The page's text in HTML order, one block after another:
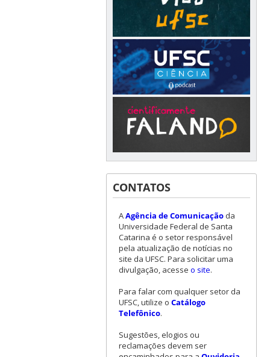
CONTATOS
AAgência de Comunicaçãoda
Universidade Federal de Santa
Catarina é o setor responsável
pela atualização de notícias no
site da UFSC. Para solicitar uma
divulgação, acesse o site.
Para falar com qualquer setor da
UFSC, utilize o Catálogo
Telefônico.
Sugestões, elogios ou
reclamações devem ser